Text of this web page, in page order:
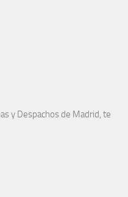
y Despachos de Madrid, te